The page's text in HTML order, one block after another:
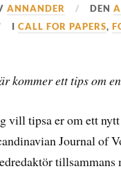
ANNANDER DEN
ICALL FOR PAPERS,
kommer ett tips om
vill tipsa er om ett
Journal of